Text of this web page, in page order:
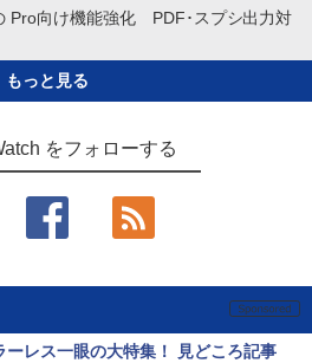
Pro向け機能強化 PDF･スプシ出力対
もっと見る
をフォローする
ーレス一眼の大特集！ 見どころ記事